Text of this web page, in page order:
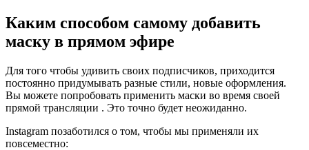
Каким способом самому добавить
маску в прямом эфире
Для того чтобы удивить своих подписчиков, приходится
постоянно придумывать разные стили, новые оформления.
Вы можете попробовать применить маски во время своей
прямой трансляции . Это точно будет неожиданно.
Instagram позаботился о том, чтобы мы применяли их
повсеместно: